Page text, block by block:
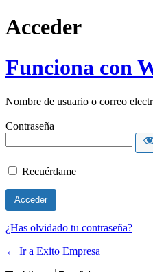
Acceder
Funciona con
Nombre de usuario o correo
Contraseña
Recuérdame
¿Has olvidado tu contraseña?
← Ir a Exito Empresa